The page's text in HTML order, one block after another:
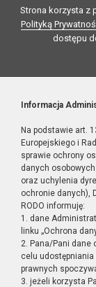
Strona korzysta z
Polityką
dostępu
Informacja
Na podstawie art.
Europejskiego i
sprawie ochrony
danych
oraz uchylenia
ochronie danych),
RODO informuję:
1. dane
linku „Ochrona
2. Pana/Pani dane
celu
prawnych
3. jeżeli korzysta